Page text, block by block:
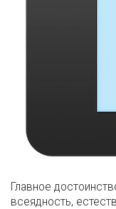
Главное
всеядность,